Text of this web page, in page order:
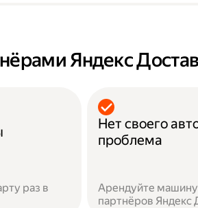
Яндекс
раз в
Нет своего
проблема
Арендуйте машину
партнёров Яндекс